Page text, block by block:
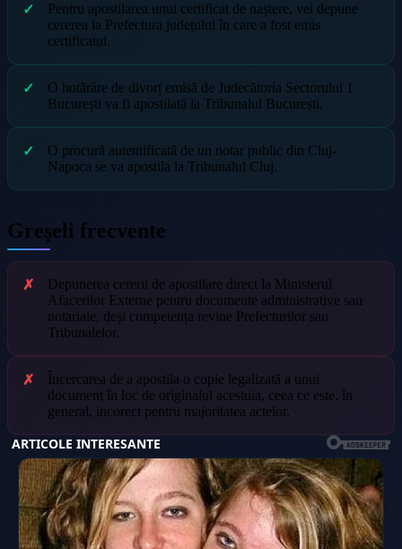
Pentru apostilarea unui certificat de naștere, vei depune
cererea la Prefectura județului în care a fost emis
certificatul.
O hotărâre de divorț emisă de Judecătoria Sectorului 1
București va fi apostilată la Tribunalul București.
O procură autentificată de un notar public din Cluj-
Napoca se va apostila la Tribunalul Cluj.
Greșeli frecvente
Depunerea cererii de apostilare direct la Ministerul
Afacerilor Externe pentru documente administrative sau
notariale, deși competența revine Prefecturilor sau
Tribunalelor.
Încercarea de a apostila o copie legalizată a unui
document în loc de originalul acestuia, ceea ce este, în
general, incorect pentru majoritatea actelor.